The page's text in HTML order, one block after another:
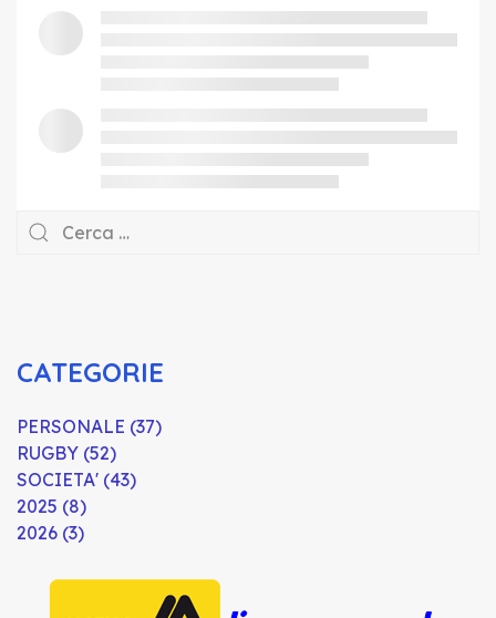
CATEGORIE
PERSONALE (37)
RUGBY (52)
SOCIETA' (43)
2025 (8)
2026 (3)